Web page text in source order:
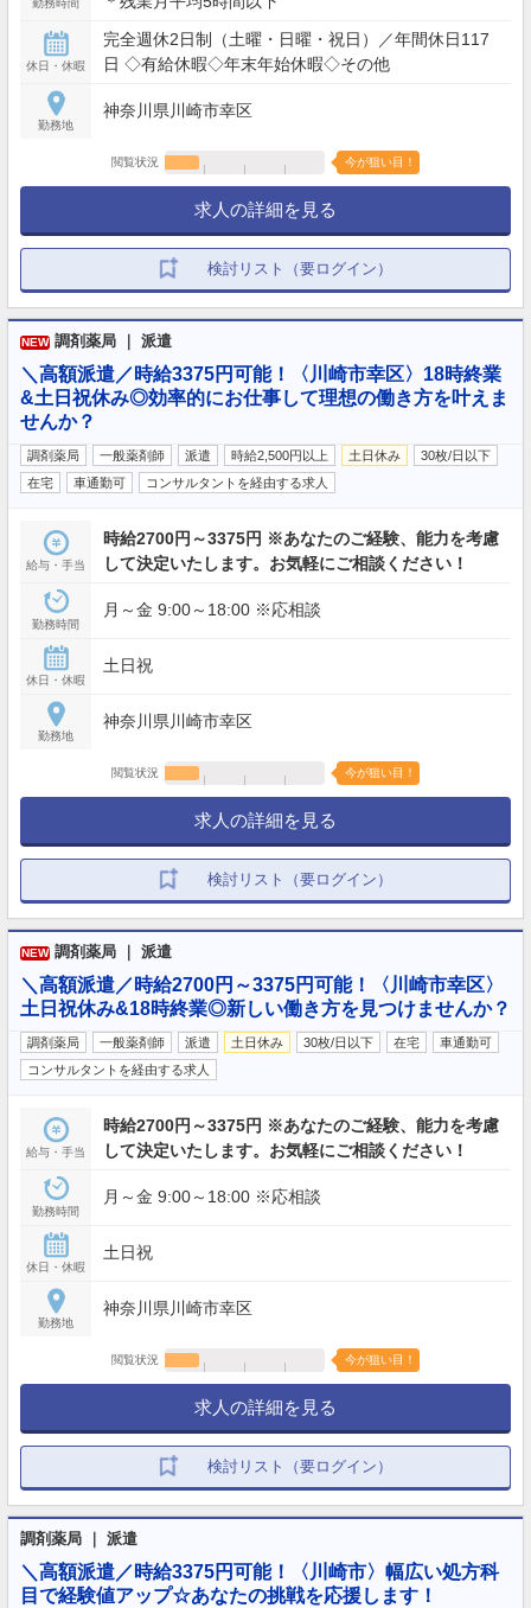
勤務時間
休日・休暇
完全週休2日制（土曜・日曜・祝日）／年間休日117
日 ◇有給休暇◇年末年始休暇◇その他
勤務地
神奈川県川崎市幸区
閲覧状況 今が狙い目！
求人の詳細を見る
検討リスト（要ログイン）
NEW 調剤薬局 ｜ 派遣
＼高額派遣／時給3375円可能！〈川崎市幸区〉18時終業
&土日祝休み◎効率的にお仕事して理想の働き方を叶えま
せんか？
調剤薬局 一般薬剤師 派遣 時給2,500円以上 土日休み
30枚/日以下
在宅
車通勤可 コンサルタントを経由する求人
給与・手当
時給2700円～3375円 ※あなたのご経験、能力を考慮
して決定いたします。お気軽にご相談ください！
勤務時間
月～金 9:00～18:00 ※応相談
休日・休暇
土日祝
勤務地
神奈川県川崎市幸区
閲覧状況 今が狙い目！
求人の詳細を見る
検討リスト（要ログイン）
NEW 調剤薬局 ｜ 派遣
＼高額派遣／時給2700円～3375円可能！〈川崎市幸区〉
土日祝休み&18時終業◎新しい働き方を見つけませんか？
調剤薬局 一般薬剤師 派遣 土日休み 30枚/日以下 在宅
車通勤可
コンサルタントを経由する求人
給与・手当
時給2700円～3375円 ※あなたのご経験、能力を考慮
して決定いたします。お気軽にご相談ください！
勤務時間
月～金 9:00～18:00 ※応相談
休日・休暇
土日祝
勤務地
神奈川県川崎市幸区
閲覧状況 今が狙い目！
求人の詳細を見る
検討リスト（要ログイン）
調剤薬局 ｜ 派遣
＼高額派遣／時給3375円可能！〈川崎市〉幅広い処方科
目で経験値アップ☆あなたの挑戦を応援します！